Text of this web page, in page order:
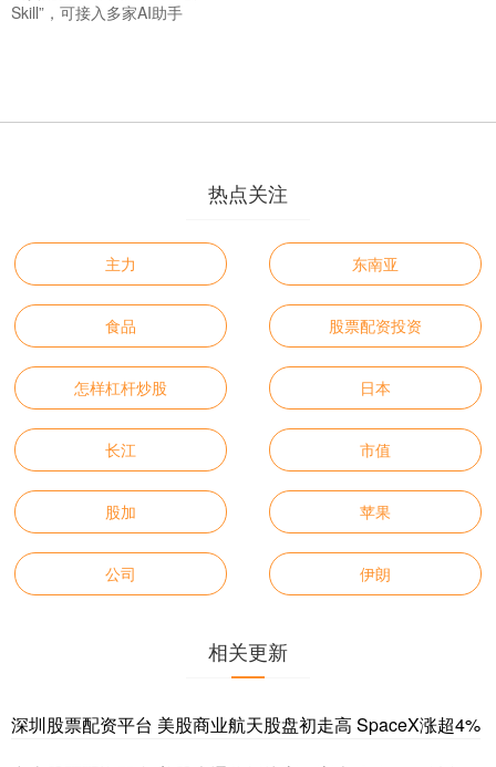
Skill”，可接入多家AI助手
热点关注
主力 东南亚
食品 股票配资投资
怎样杠杆炒股 日本
长江 市值
股加 苹果
公司 伊朗
相关更新
深圳股票配资平台 美股商业航天股盘初走高 SpaceX涨超4%